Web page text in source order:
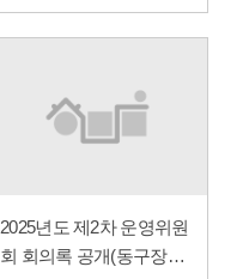
2025년도 제2차 운영위원
회 회의록 공개(동구장애